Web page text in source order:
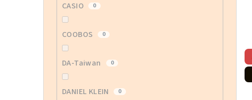
CASIO 0
COOBOS 0
DA-Taiwan 0
DANIEL KLEIN 0